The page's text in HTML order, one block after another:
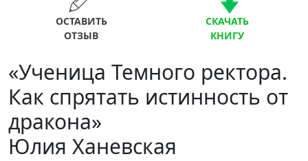
ОСТАВИТЬ
ОТЗЫВ
СКАЧАТЬ
КНИГУ
«Ученица Темного ректора.
Как спрятать истинность от
дракона»
Юлия Ханевская